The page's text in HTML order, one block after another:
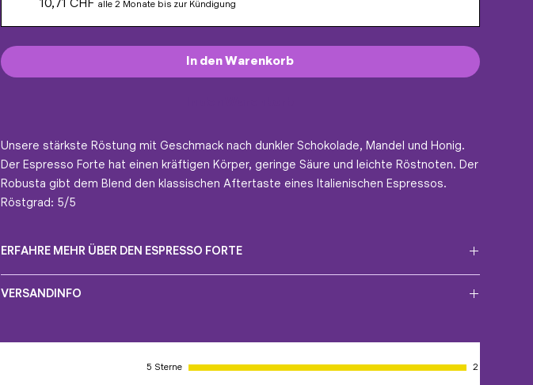
10,71 CHF alle 2 Monate bis zur Kündigung
In den Warenkorb
Unsere stärkste Röstung mit Geschmack nach dunkler Schokolade, Mandel und Honig.
Der Espresso Forte hat einen kräftigen Körper, geringe Säure und leichte Röstnoten. Der
Robusta gibt dem Blend den klassischen Aftertaste eines Italienischen Espressos.
Röstgrad: 5/5
ERFAHRE MEHR ÜBER DEN ESPRESSO FORTE
Rezept für einen Doppio:
Brühverhältnis 1:2,5 (76ML in / 46ML in der Tasse)
VERSANDINFO
Bestelleingang.
5 Sterne 2